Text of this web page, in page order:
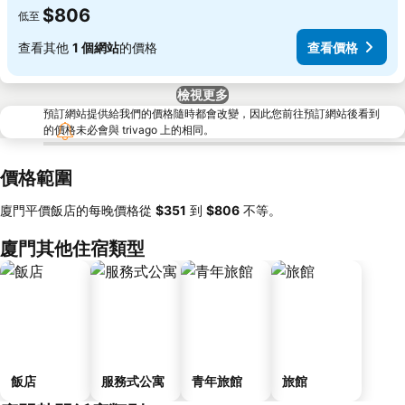
低至 $806
查看其他 1 個網站的價格 查看價格
檢視更多
預訂網站提供給我們的價格隨時都會改變，因此您前往預訂網站後看到
的價格未必會與 trivago 上的相同。
價格範圍
廈門平價飯店的每晚價格從 ‎$351 到 ‎$806 不等。
廈門其他住宿類型
飯店 服務式公寓 青年旅館 旅館